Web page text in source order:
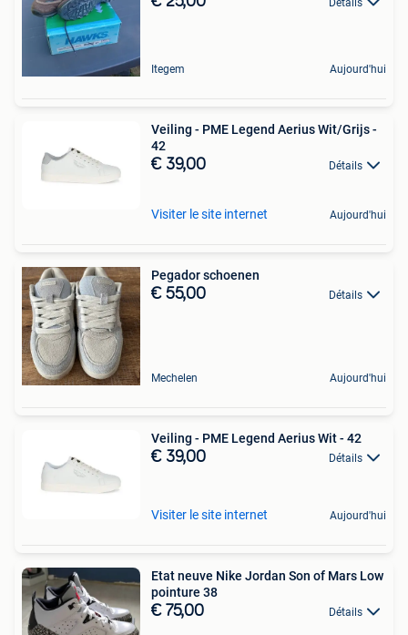
Itegem Aujourd'hui
Veiling - PME Legend Aerius Wit/Grijs -
42
€ 39,00 Détails
Visiter le site internet Aujourd'hui
Pegador schoenen
€ 55,00 Détails
Mechelen Aujourd'hui
Veiling - PME Legend Aerius Wit - 42
€ 39,00 Détails
Visiter le site internet Aujourd'hui
Etat neuve Nike Jordan Son of Mars Low
pointure 38
€ 75,00 Détails